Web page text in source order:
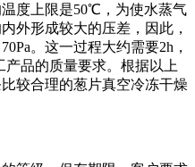
度上限是50℃，为使水蒸气
外形成较大的压差，因此，
。这一过程大约需要2h，
品的质量要求。根据以上
较合理的葱片真空冷冻干燥